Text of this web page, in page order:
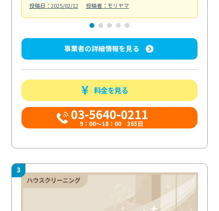
投稿日：2025/02/12
投稿者：モリヤマ
事業者の詳細情報を見る
料金を見る
03-5640-0211
9：00～18：00 365日
3